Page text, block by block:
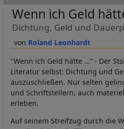
Roland Leonhardt
Wenn ich Geld
Dichtung, Geld und
"Wenn ich Geld hätte …“ - Der
Literatur selbst: Dichtung und
auszuschließen. Nur selten
und Schriftstellern, auch
erleben.
Auf seinem Streifzug durch die